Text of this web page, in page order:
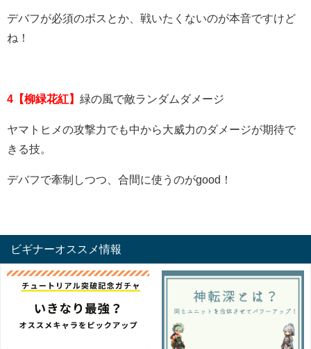
デバフが必須のボスとか、戦いたくないのが本音ですけど
ね！
4【柳緑花紅】 緑の風で敵ランダムダメージ
ヤマトヒメの攻撃力でも中から大威力のダメージが期待で
きる技。
デバフで牽制しつつ、合間に使うのがgood！
ビギナーオススメ情報